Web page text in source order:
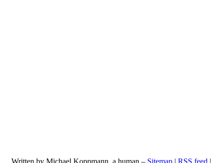
Written by Michael Koppmann, a human – Sitemap| RSS feed |